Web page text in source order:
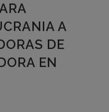
A
DE
EN